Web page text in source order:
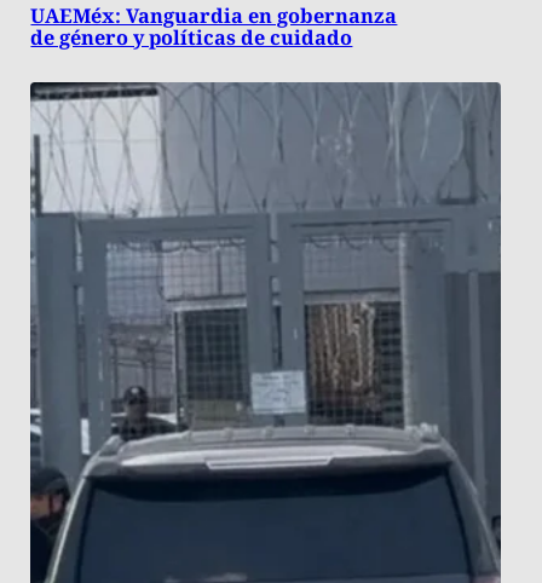
UAEMéx: Vanguardia en gobernanza
de género y políticas de cuidado